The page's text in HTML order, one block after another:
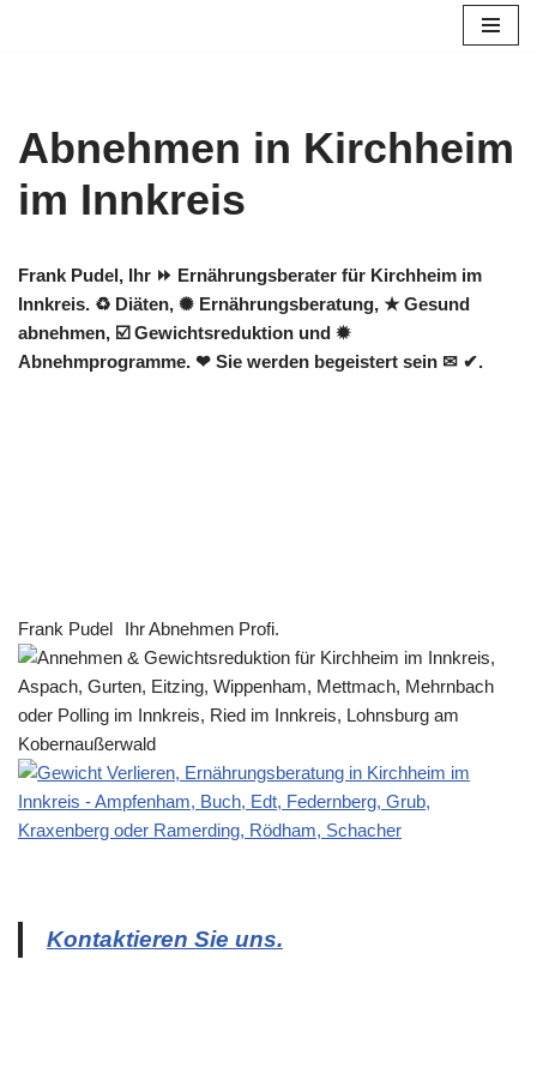
Abnehmen in Kirchheim
im Innkreis
Frank Pudel, Ihr ⏩ Ernährungsberater für Kirchheim im
Innkreis. ♻ Diäten, ✺ Ernährungsberatung, ★ Gesund
abnehmen, ☑️ Gewichtsreduktion und ✹
Abnehmprogramme. ❤ Sie werden begeistert sein ✉ ✔.
Frank Pudel Ihr Abnehmen Profi.
Kontaktieren Sie uns.